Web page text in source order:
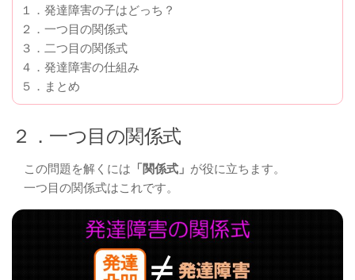
１．発達障害の子はどっち？
２．一つ目の関係式
３．二つ目の関係式
４．発達障害の仕組み
５．まとめ
２．一つ目の関係式
この問題を解くには 「関係式」 が役に立ちます。
一つ目の関係式はこれです。